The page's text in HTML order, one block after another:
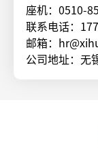
座机：0510-
联系电话：
邮箱：
公司地址：无